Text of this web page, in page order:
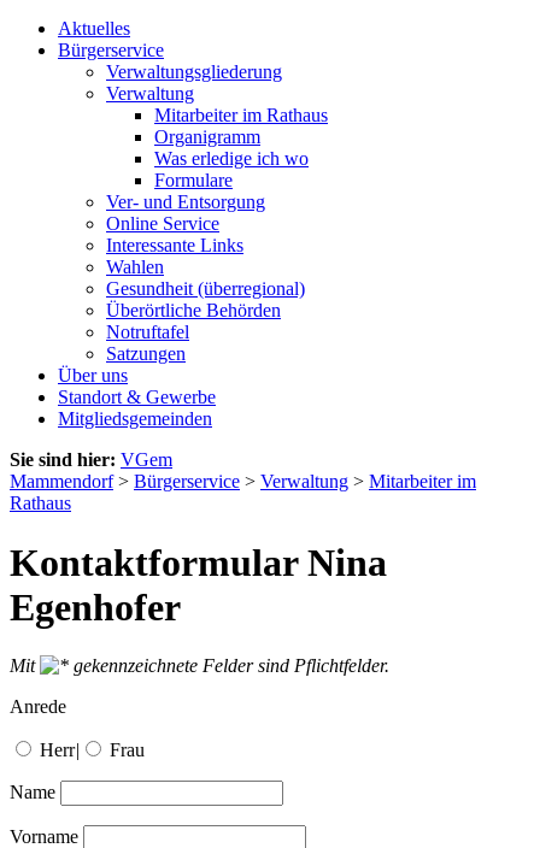
Aktuelles
Bürgerservice
Verwaltungsgliederung
Verwaltung
Mitarbeiter im Rathaus
Organigramm
Was erledige ich wo
Formulare
Ver- und Entsorgung
Online Service
Interessante Links
Wahlen
Gesundheit (überregional)
Überörtliche Behörden
Notruftafel
Satzungen
Über uns
Standort & Gewerbe
Mitgliedsgemeinden
Sie sind hier: VGem
Mammendorf> Bürgerservice > Verwaltung > Mitarbeiter im
Rathaus
Kontaktformular Nina
Egenhofer
Mit
gekennzeichnete Felder sind Pflichtfelder.
Anrede
Herr| Frau
Name
Vorname